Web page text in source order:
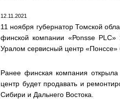
12.11.2021
11 ноября губернатор Томской
финской компании «Роnsse
Уралом сервисный центр «Понссе»
Ранее финская компания
центр будет продавать и
Сибири и Дальнего Востока.